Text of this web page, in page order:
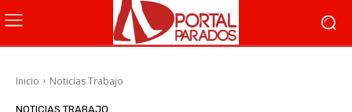
Inicio Noticias Trabajo
NOTICIAS TRABAJO